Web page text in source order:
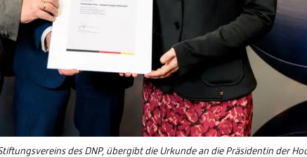
des DNP, übergibt die Urkunde an die Präsidentin der